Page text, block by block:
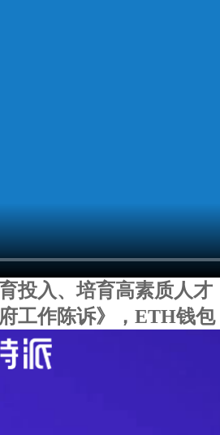
投入、培育高素质人才
工作陈诉》，ETH钱